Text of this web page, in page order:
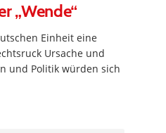
„Wende“
Einheit eine
Ursache und
und Politik würden sich